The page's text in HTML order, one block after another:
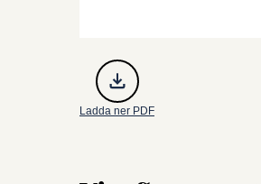
Ladda ner PDF